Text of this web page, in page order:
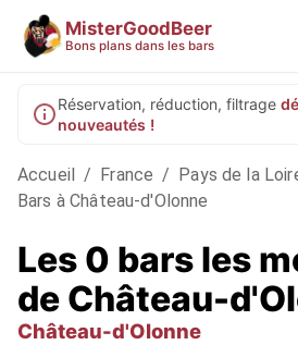
MisterGoodBeer
Bons plans dans les bars
Réservation, réduction, filtrage
nouveautés !
Accueil / France / Pays de la
Bars à Château-d'Olonne
Les 0 bars les
de Château-
Château-d'Olonne